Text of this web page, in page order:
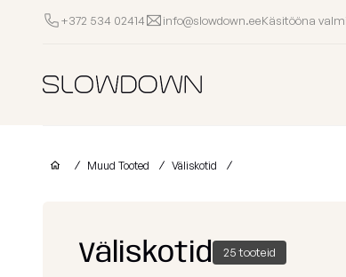
+372 534 02414 info@slowdown.eeKäsitööna
Poroloon
täitega
Kott-toolid
Muud Tooted Väliskotid
Väliskotid 25 tooteid